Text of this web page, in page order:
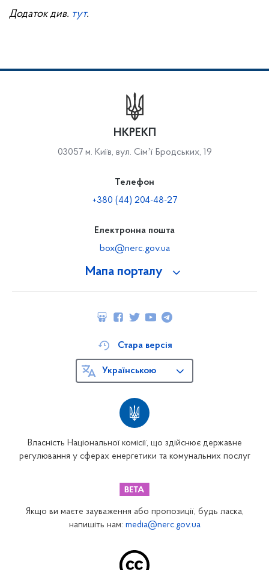
Додаток див. тут.
Мапа порталу
НКРЕКП
03057 м. Київ, вул. Сімʼї Бродських, 19
Телефон
+380 (44) 204-48-27
Електронна пошта
box@nerc.gov.ua
Власність Національної комісії, що здійснює державне
регулювання у сферах енергетики та комунальних послуг
Стара версія
Українською
Якщо ви маєте зауваження або пропозиції, будь ласка,
напишіть нам: media@nerc.gov.ua